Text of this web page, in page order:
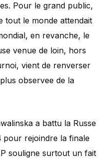
Pour le grand public,
tout le monde attendait
en revanche, le
venue de loin, hors
vient de renverser
observee de la
a battu la Russe
pour rejoindre la finale
souligne surtout un fait